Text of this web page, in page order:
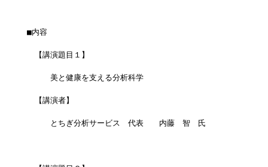
■内容
【講演題目１】
美と健康を支える分析科学
【講演者】
とちぎ分析サービス　代表　　内藤　智　氏